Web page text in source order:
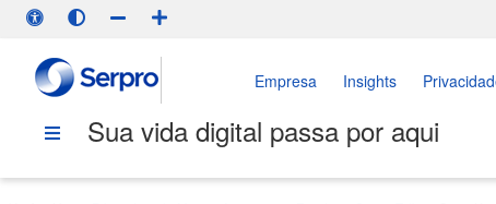
Empresa Insights
Sua vida digital passa por aqui